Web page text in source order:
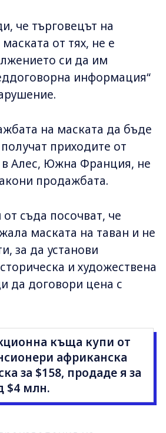
че търговецът на
от тях, не е
си да им
информация“
на маската да бъде
приходите от
в Алес, Южна Франция, не
продажбата.
съда посочват, че
маската на таван и не
за да установи
и художествена
да договори цена с
къща купи от
африканска
за $158, продаде я за
$4 млн.